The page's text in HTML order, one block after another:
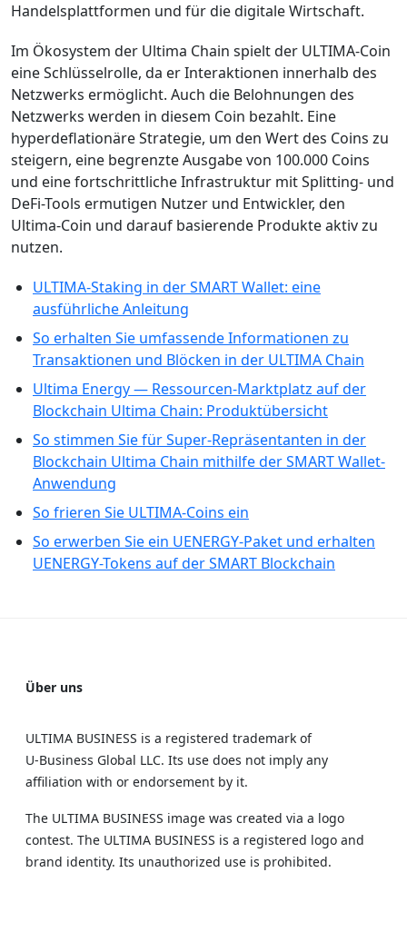
Handelsplattformen und für die digitale Wirtschaft.
Im Ökosystem der Ultima Chain spielt der ULTIMA-Coin
eine Schlüsselrolle, da er Interaktionen innerhalb des
Netzwerks ermöglicht. Auch die Belohnungen des
Netzwerks werden in diesem Coin bezahlt. Eine
hyperdeflationäre Strategie, um den Wert des Сoins zu
steigern, eine begrenzte Ausgabe von 100.000 Coins
und eine fortschrittliche Infrastruktur mit Splitting- und
DeFi-Tools ermutigen Nutzer und Entwickler, den
Ultima-Coin und darauf basierende Produkte aktiv zu
nutzen.
ULTIMA-Staking in der SMART Wallet: eine
ausführliche Anleitung
So erhalten Sie umfassende Informationen zu
Transaktionen und Blöcken in der ULTIMA Chain
Ultima Energy — Ressourcen-Marktplatz auf der
Blockchain Ultima Chain: Produktübersicht
So stimmen Sie für Super-Repräsentanten in der
Blockchain Ultima Chain mithilfe der SMART Wallet-
Anwendung
So frieren Sie ULTIMA-Coins ein
So erwerben Sie ein UENERGY-Paket und erhalten
UENERGY-Tokens auf der SMART Blockchain
Über uns
ULTIMA BUSINESS is a registered trademark of
U‑Business Global LLC. Its use does not imply any
affiliation with or endorsement by it.
The ULTIMA BUSINESS image was created via a logo
contest. The ULTIMA BUSINESS is a registered logo and
brand identity. Its unauthorized use is prohibited.